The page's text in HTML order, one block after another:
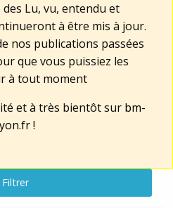
Lu, vu, entendu et
à être mis à jour.
nos publications passées
que vous puissiez les
à tout moment
et à très bientôt sur bm-
!
Filtrer